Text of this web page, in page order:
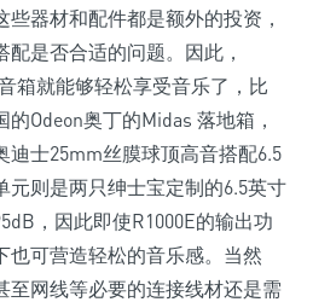
器材和配件都是额外的投资，
是否合适的问题。因此，
箱就能够轻松享受音乐了，比
Odeon奥丁的Midas 落地箱，
迪士25mm丝膜球顶高音搭配6.5
元则是两只绅士宝定制的6.5英寸
，因此即使R1000E的输出功
也可营造轻松的音乐感。当然
至网线等必要的连接线材还是需